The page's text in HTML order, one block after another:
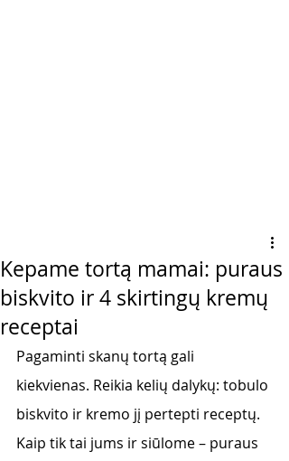
Kepame tortą mamai: puraus
biskvito ir 4 skirtingų kremų
receptai
Pagaminti skanų tortą gali
kiekvienas. Reikia kelių dalykų: tobulo
biskvito ir kremo jį pertepti receptų.
Kaip tik tai jums ir siūlome – puraus